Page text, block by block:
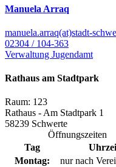
Manuela Arraq
manuela.arraq(at)stadt-
02304 / 104-363
Verwaltung Jugendamt
Rathaus am Stadtpark
Raum: 123
Rathaus - Am Stadtpark 1
58239 Schwerte
Öffnungszeiten
Tag
Montag:
nur nach